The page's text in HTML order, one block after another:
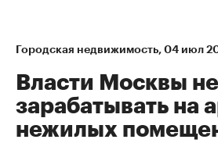
Городская недвижимость⁠, 04 июл
Власти Москвы
зарабатывать на
нежилых